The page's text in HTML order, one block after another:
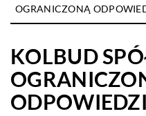
OGRANICZONĄ
KOLBUD